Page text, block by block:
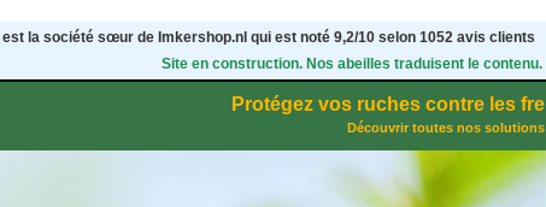
est la société sœur de Imkershop.nl qui est noté 9,2/10 selon 1052avis clients
Site en construction. Nos abeilles traduisent le
Protégez vos ruches contre les
Découvrir toutes nos